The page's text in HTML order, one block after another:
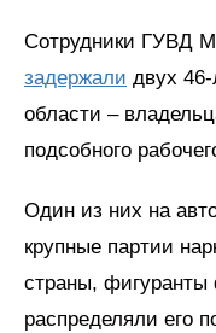
Сотрудники ГУВД
задержали двух
области –
подсобного
Один из них на
крупные партии
страны, фигуранты
распределяли его